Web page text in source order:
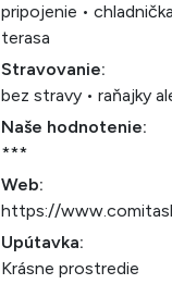
pripojenie •
terasa
Stravovanie:
bez stravy • raňajky
Naše hodnotenie:
***
Web:
https://
Upútavka:
Krásne prostredie